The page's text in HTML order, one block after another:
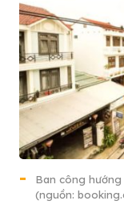
Ban công
(nguồn: